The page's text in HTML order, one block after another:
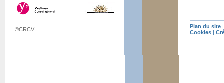
©CRCV Plan du site
Cookies |